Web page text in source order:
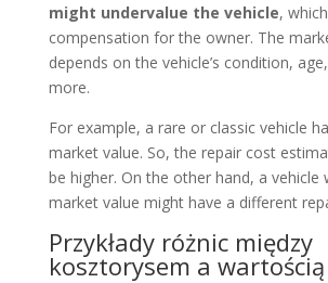
might undervalue the vehicle,
compensation for the owner. The
depends on the vehicle’s condition,
more.
For example, a rare or classic vehicle
market value. So, the repair cost
be higher. On the other hand, a vehicle
market value might have a different
Przykłady różnic między
kosztorysem a